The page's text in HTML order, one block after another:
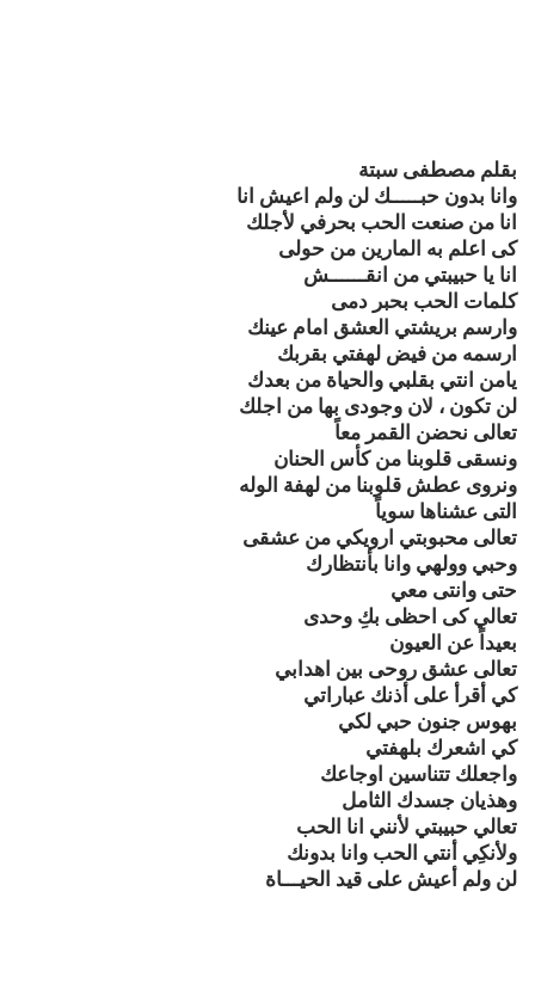
بقلم مصطفى سبتة
وانا بدون حبـــــك لن ولم اعيش انا
انا من صنعت الحب بحرفي لأجلك
كى اعلم به المارين من حولى
انا يا حبيبتي من انقــــــش
كلمات الحب بحبر دمى
وارسم بريشتي العشق امام عينك
ارسمه من فيض لهفتي بقربك
يامن انتي بقلبي والحياة من بعدك
لن تكون ، لان وجودى بها من اجلك
تعالى نحضن القمر معاً
ونسقى قلوبنا من كأس الحنان
ونروى عطش قلوبنا من لهفة الوله
التى عشناها سوياً
تعالى محبوبتي ارويكي من عشقى
وحبي وولهي وانا بأنتظارك
حتى وانتى معي
تعالي كى احظى بكِ وحدى
بعيداً عن العيون
تعالى عشق روحى بين اهدابي
كي أقرأ على أذنك عباراتي
بهوس جنون حبي لكي
كي اشعرك بلهفتي
واجعلك تتناسين اوجاعك
وهذيان جسدك الثامل
تعالي حبيبتي لأنني انا الحب
ولأنكِي أنتي الحب وانا بدونك
لن ولم أعيش على قيد الحيـــاة